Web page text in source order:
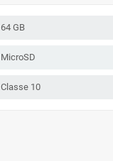
64 GB
MicroSD
Classe 10